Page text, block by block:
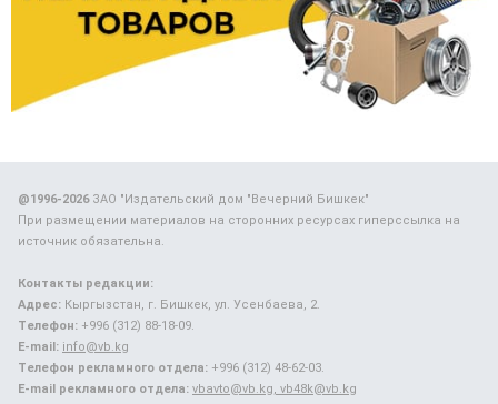
@1996-2026ЗАО "Издательский дом "Вечерний Бишкек"
При размещении материалов на сторонних ресурсах гиперссылка на
источник обязательна.
Контакты редакции:
Адрес: Кыргызстан, г. Бишкек, ул. Усенбаева, 2.
Телефон: +996 (312) 88-18-09.
E-mail: info@vb.kg
Телефон рекламного отдела: +996 (312) 48-62-03.
E-mail рекламного отдела: vbavto@vb.kg, vb48k@vb.kg